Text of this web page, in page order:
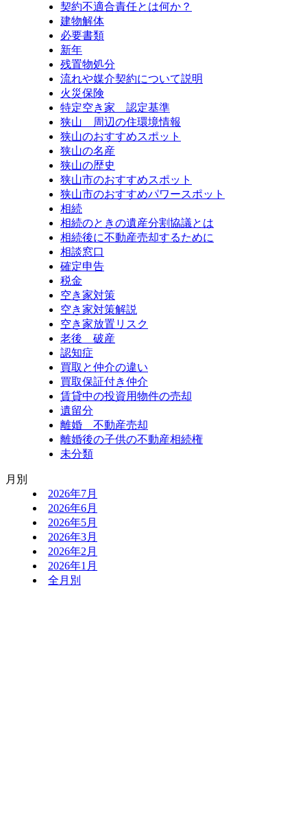
契約不適合責任とは何か？
建物解体
必要書類
新年
残置物処分
流れや媒介契約について説明
火災保険
特定空き家 認定基準
狭山 周辺の住環境情報
狭山のおすすめスポット
狭山の名産
狭山の歴史
狭山市のおすすめスポット
狭山市のおすすめパワースポット
相続
相続のときの遺産分割協議とは
相続後に不動産売却するために
相談窓口
確定申告
税金
空き家対策
空き家対策解説
空き家放置リスク
老後 破産
認知症
買取と仲介の違い
買取保証付き仲介
賃貸中の投資用物件の売却
遺留分
離婚 不動産売却
離婚後の子供の不動産相続権
未分類
月別
2026年7月
2026年6月
2026年5月
2026年3月
2026年2月
2026年1月
全月別